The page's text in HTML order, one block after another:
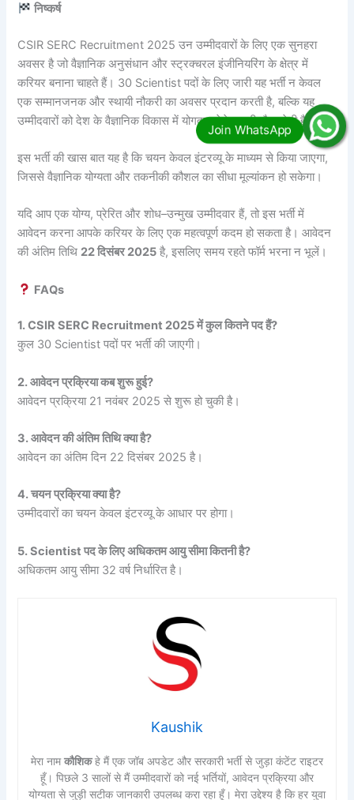
निष्कर्ष
CSIR SERC Recruitment 2025 उन उम्मीदवारों के लिए एक सुनहरा
अवसर है जो वैज्ञानिक अनुसंधान और स्ट्रक्चरल इंजीनियरिंग के क्षेत्र में
करियर बनाना चाहते हैं। 30 Scientist पदों के लिए जारी यह भर्ती न केवल
एक सम्मानजनक और स्थायी नौकरी का अवसर प्रदान करती है, बल्कि यह
उम्मीदवारों को देश के वैज्ञानिक विकास में योगदान देने का भी मौका देती है।
इस भर्ती की खास बात यह है कि चयन केवल इंटरव्यू के माध्यम से किया जाएगा,
जिससे वैज्ञानिक योग्यता और तकनीकी कौशल का सीधा मूल्यांकन हो सकेगा।
यदि आप एक योग्य, प्रेरित और शोध–उन्मुख उम्मीदवार हैं, तो इस भर्ती में
आवेदन करना आपके करियर के लिए एक महत्वपूर्ण कदम हो सकता है। आवेदन
की अंतिम तिथि 22 दिसंबर 2025 है, इसलिए समय रहते फॉर्म भरना न भूलें।
FAQs
1. CSIR SERC Recruitment 2025 में कुल कितने पद हैं?
कुल 30 Scientist पदों पर भर्ती की जाएगी।
2. आवेदन प्रक्रिया कब शुरू हुई?
आवेदन प्रक्रिया 21 नवंबर 2025 से शुरू हो चुकी है।
3. आवेदन की अंतिम तिथि क्या है?
आवेदन का अंतिम दिन 22 दिसंबर 2025 है।
4. चयन प्रक्रिया क्या है?
उम्मीदवारों का चयन केवल इंटरव्यू के आधार पर होगा।
5. Scientist पद के लिए अधिकतम आयु सीमा कितनी है?
अधिकतम आयु सीमा 32 वर्ष निर्धारित है।
Kaushik
मेरा नामकौशिकहे मैं एक जॉब अपडेट और सरकारी भर्ती से जुड़ा कंटेंट राइटर
हूँ। पिछले 3 सालों से मैं उम्मीदवारों को नई भर्तियों, आवेदन प्रक्रिया और
योग्यता से जुड़ी सटीक जानकारी उपलब्ध करा रहा हूँ। मेरा उद्देश्य है कि हर युवा